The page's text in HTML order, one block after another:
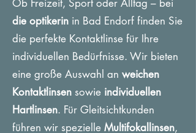
Ob Freizeit, Sport oder Alltag – bei
die optikerin in Bad Endorf finden Sie
die perfekte Kontaktlinse für Ihre
individuellen Bedürfnisse. Wir bieten
eine große Auswahl an weichen
Kontaktlinsen sowie individuellen
Hartlinsen. Für Gleitsichtkunden
führen wir spezielle Multifokallinsen,